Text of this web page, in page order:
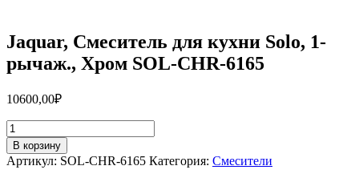
Jaquar, Смеситель для кухни Solo, 1-
рычаж., Хром SOL-CHR-6165
10600,00₽
Количество
товара
Jaquar,
Смеситель
В корзину
Артикул: SOL-CHR-6165 Категория: Смесители